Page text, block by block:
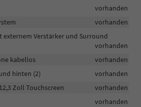
vorhanden
vorhanden
externem Verstärker und Surround
vorhanden
kabellos
vorhanden
hinten (2)
vorhanden
Zoll Touchscreen
vorhanden
vorhanden